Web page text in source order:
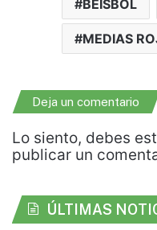
BEISBOL
MEDIAS
Deja un comentario
Lo siento, debes
publicar un
ÚLTIMAS